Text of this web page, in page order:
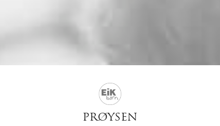
PRØYSEN